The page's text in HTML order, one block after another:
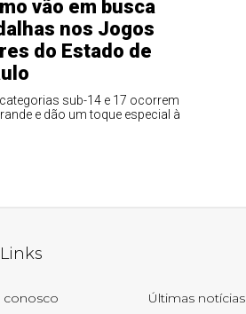
vão em busca
nos Jogos
do Estado de
sub-14 e 17 ocorrem
e dão um toque especial à
Links
conosco Últimas notícias